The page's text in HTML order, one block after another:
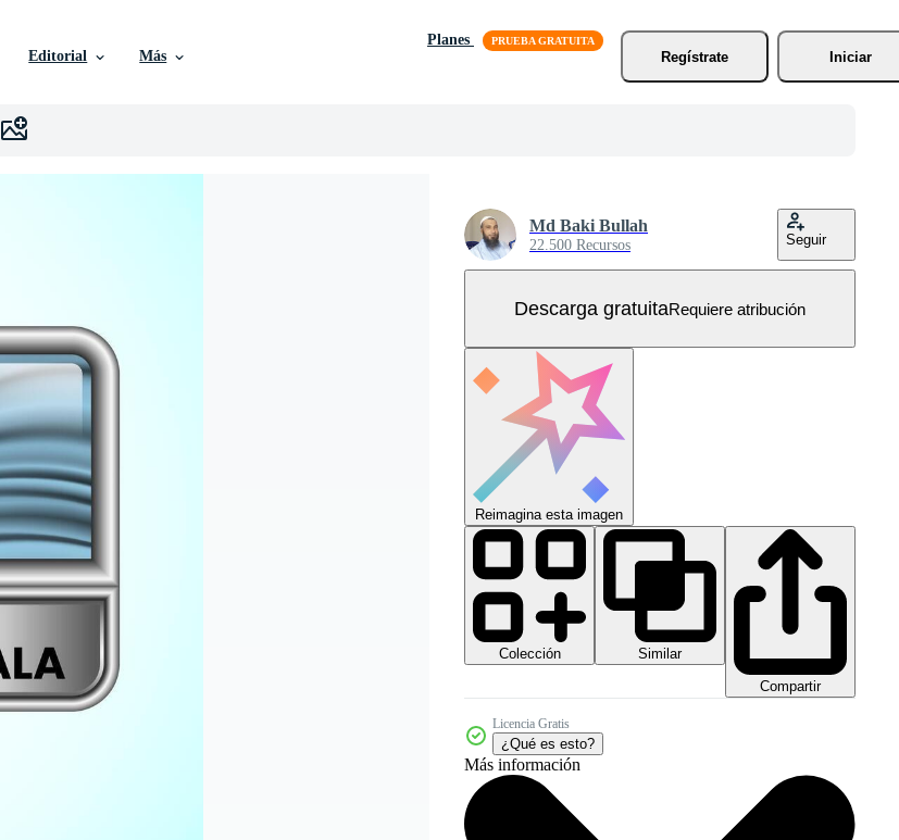
Editorial Más
Planes
Regístrate
Iniciar
Md Baki Bullah
22.500 Recursos Seguir
Descarga gratuitaRequiere atribución
Reimagina esta imagen
Colección
Similar
Compartir
Licencia Gratis
¿Qué es esto?
Más información